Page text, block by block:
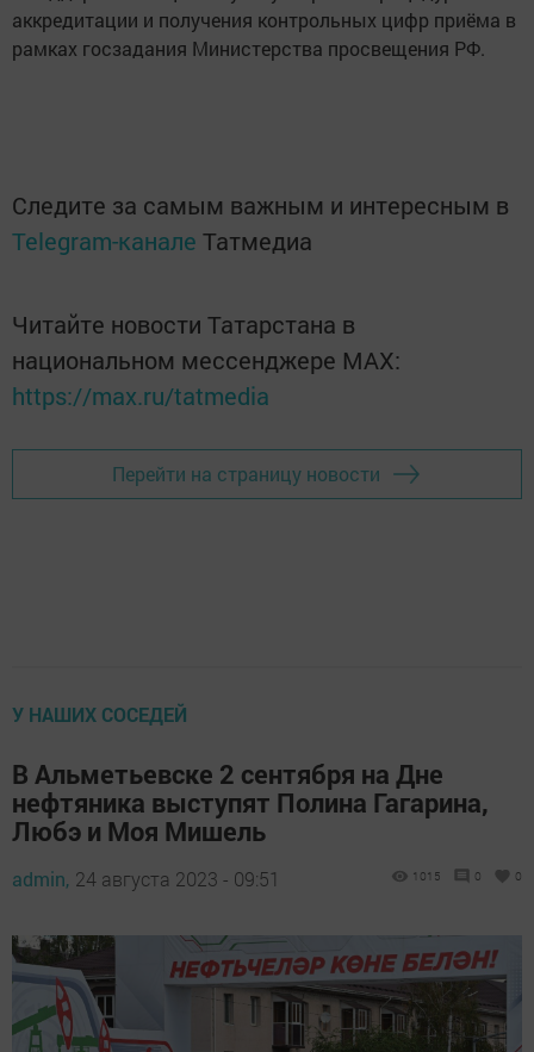
аккредитации и получения контрольных цифр приёма в
рамках госзадания Министерства просвещения РФ.
Следите за самым важным и интересным в
Telegram-канале Татмедиа
Читайте новости Татарстана в
национальном мессенджере MАХ:
https://max.ru/tatmedia
Перейти на страницу новости
У НАШИХ СОСЕДЕЙ
В Альметьевске 2 сентября на Дне
нефтяника выступят Полина Гагарина,
Любэ и Моя Мишель
admin, 24 августа 2023 - 09:51 1015 0 0